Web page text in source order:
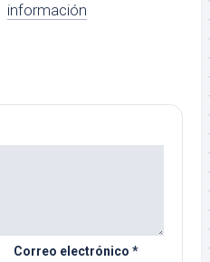
información
Correo electrónico *